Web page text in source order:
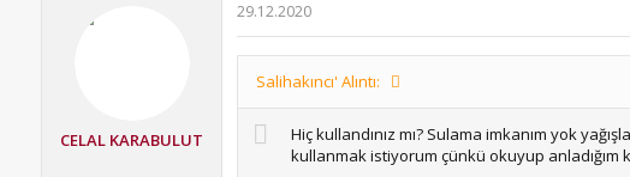
l
e
r
:
CELAL KARABULUT
29.12.2020
Salihakıncı' Alıntı:
Hiç kullandınız mı? Sulama imkanım yok
kullanmak istiyorum çünkü okuyup anladığım